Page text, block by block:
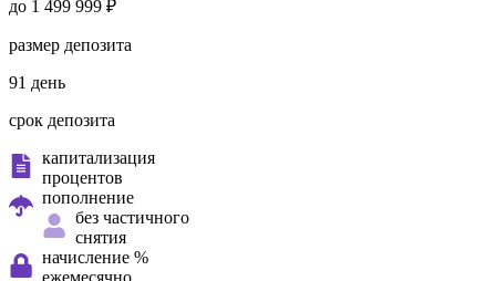
до 1 499 999 ₽
размер депозита
91 день
срок депозита
капитализация
процентов
пополнение
без частичного
снятия
начисление %
ежемесячно